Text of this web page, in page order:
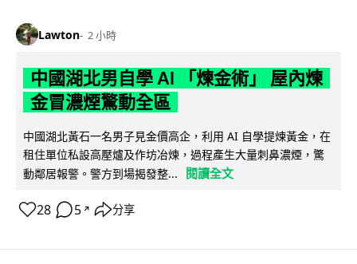
Lawton 2 小時
中國湖北男自學 AI 「煉金術」 屋內煉
金冒濃煙驚動全區
中國湖北黃石一名男子見金價高企，利用 AI 自學提煉黃金，在
租住單位私設高壓爐及作坊冶煉，過程產生大量刺鼻濃煙，驚
動鄰居報警。警方到場揭發整...
閱讀全文
28 5 ↗ 分享